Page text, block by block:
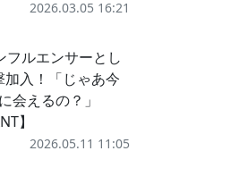
2026.03.05 16:21
フルエンサーとし
加入！「じゃあ今
会えるの？」
】
2026.05.11 11:05